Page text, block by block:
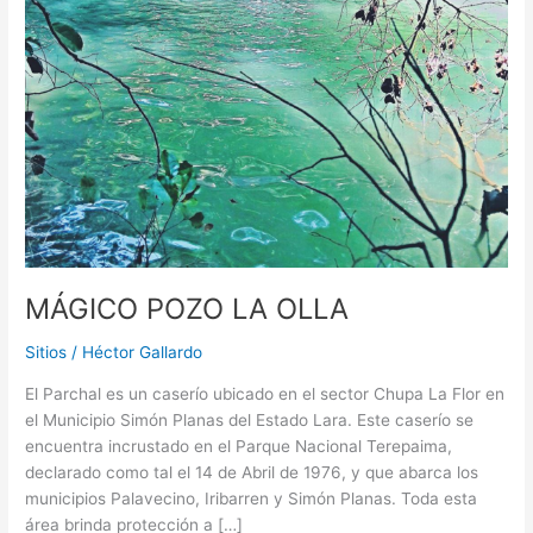
MÁGICO POZO LA OLLA
Sitios / Héctor Gallardo
El Parchal es un caserío ubicado en el sector Chupa La Flor en
el Municipio Simón Planas del Estado Lara. Este caserío se
encuentra incrustado en el Parque Nacional Terepaima,
declarado como tal el 14 de Abril de 1976, y que abarca los
municipios Palavecino, Iribarren y Simón Planas. Toda esta
área brinda protección a […]